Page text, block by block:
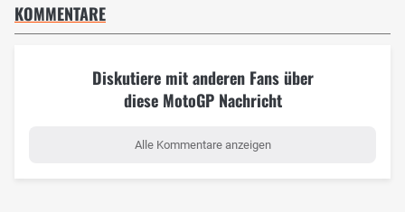
KOMMENTARE
Diskutiere mit anderen Fans über
diese MotoGP Nachricht
Alle Kommentare anzeigen